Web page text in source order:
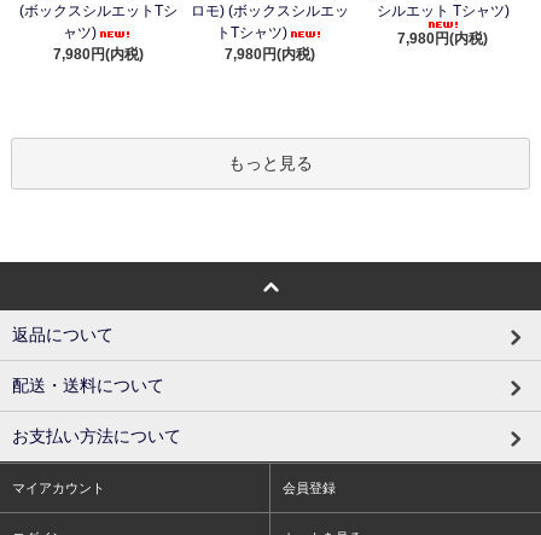
(ボックスシルエットTシ
ャツ)
7,980円(内税)
ロモ) (ボックスシルエッ
トTシャツ)
7,980円(内税)
シルエット Tシャツ)
7,980円(内税)
もっと見る
返品について
配送・送料について
お支払い方法について
マイアカウント 会員登録